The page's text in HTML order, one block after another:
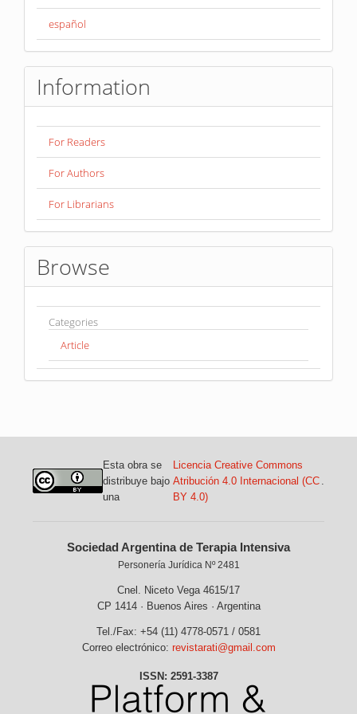
español
Information
For Readers
For Authors
For Librarians
Browse
Categories
Article
Esta obra se
distribuye bajo
una
Licencia Creative Commons
Atribución 4.0 Internacional (CC
BY 4.0)
Sociedad Argentina de Terapia Intensiva
Personería Jurídica Nº 2481
Cnel. Niceto Vega 4615/17
CP 1414 · Buenos Aires · Argentina
Tel./Fax: +54 (11) 4778-0571 / 0581
Correo electrónico: revistarati@gmail.com
ISSN: 2591-3387